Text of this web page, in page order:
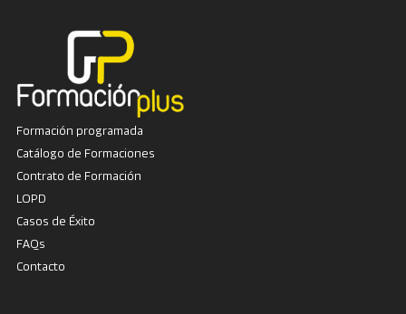
Formación programada
Catálogo de Formaciones
Contrato de Formación
LOPD
Casos de Éxito
FAQs
Contacto